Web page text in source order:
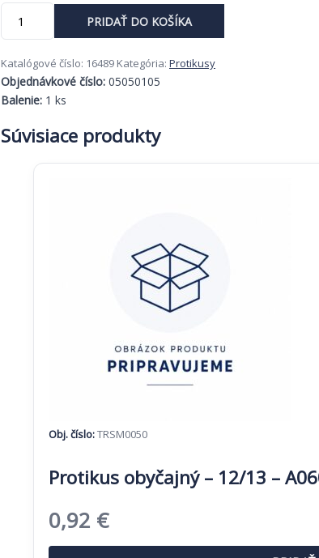
12,08 €.7,85 €.
množstvo
Protikus
zástrče
-
SCHURING
PRIDAŤ DO KOŠÍKA
Katalógové číslo: 16489 Kategória: Protikusy
Objednávkové číslo: 05050105
Balenie: 1 ks
Súvisiace produkty
Obj. číslo:TRSM0050
Protikus obyčajný – 12/13 –
Pôvodná
cena
0,92 €Aktuálna
cena